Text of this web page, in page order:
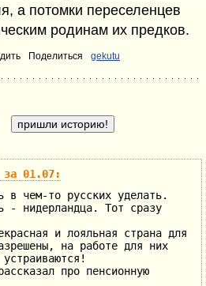
а потомки переселенцев
родинам их предков.
Поделиться gekutu
за 01.07:
в чем-то русских уделать.
- нидерландца. Тот сразу
и лояльная страна для
на работе для них
про пенсионную